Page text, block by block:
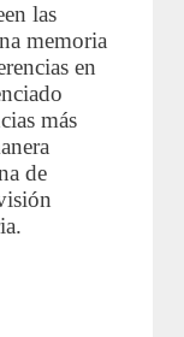
las
memoria
en
más
de